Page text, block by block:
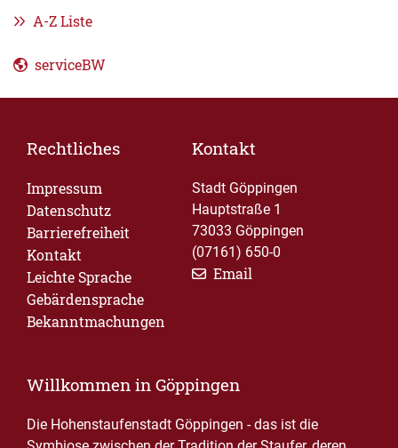
A-Z Liste
serviceBW
Rechtliches
Impressum
Datenschutz
Barrierefreiheit
Kontakt
Leichte Sprache
Gebärdensprache
Bekanntmachungen
Kontakt
Stadt Göppingen
Hauptstraße 1
73033 Göppingen
(07161) 650-0
Email
Willkommen in Göppingen
Die Hohenstaufenstadt Göppingen - das ist die